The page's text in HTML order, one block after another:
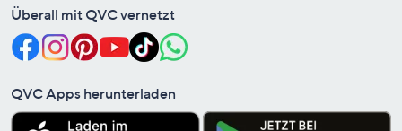
Überall mit QVC vernetzt
QVC Apps herunterladen